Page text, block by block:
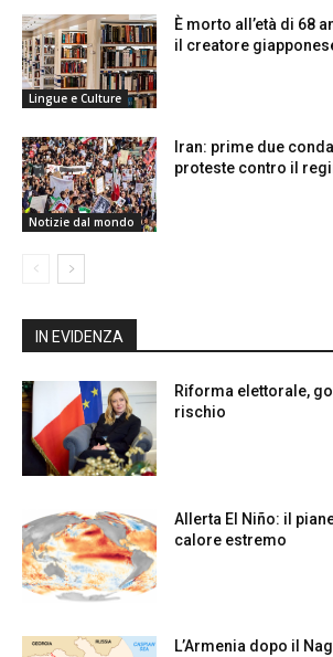
Lingue e Culture
È morto all’età di 68
il creatore
Notizie dal mondo
Iran: prime due
proteste contro il
IN EVIDENZA
Riforma elettorale,
rischio
Allerta El Niño: il
calore estremo
L’Armenia dopo il